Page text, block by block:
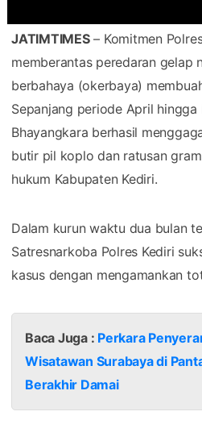
JATIMTIMES– Komitmen
memberantas peredaran gelap
berbahaya (okerbaya)
Sepanjang periode April hingga
Bhayangkara berhasil
butir pil koplo dan ratusan
hukum Kabupaten Kediri.
​Dalam kurun waktu dua bulan
Satresnarkoba Polres Kediri
kasus dengan mengamankan
Baca Juga : Perkara
Wisatawan Surabaya di
Berakhir Damai